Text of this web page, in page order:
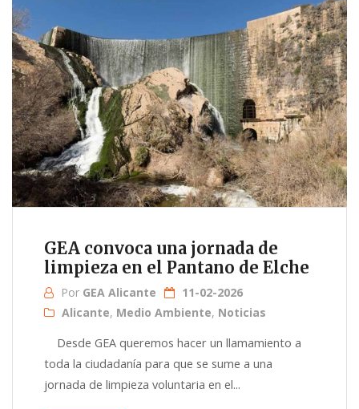
GEA convoca una jornada de
limpieza en el Pantano de Elche
Por GEA Alicante
11-02-2026
Alicante, Medio Ambiente, Noticias
Desde GEA queremos hacer un llamamiento a
toda la ciudadanía para que se sume a una
jornada de limpieza voluntaria en el...